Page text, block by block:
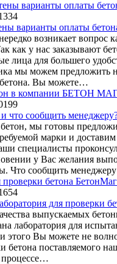
варианты оплаты
возникает вопрос
как у нас заказывают
лица для большего
мы можем предложить
Вы можете…
и что сообщить
бетон, мы готовы
марки и доставим
специалисты
у Вас желания
Что сообщить
для проверки
выпускаемых
лаборатория для
этого Вы можете не
бетона поставляемого